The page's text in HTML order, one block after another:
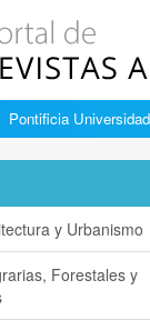
Pontificia
y Urbanismo
Forestales y